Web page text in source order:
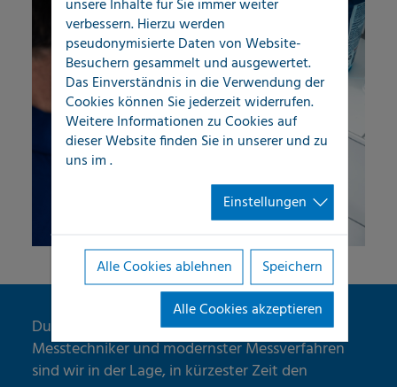
Durch den Einsatz topausgebildeter
Messtechniker und modernster Messverfahren
sind wir in der Lage, in kürzester Zeit den
unsere Inhalte für Sie immer weiter
verbessern. Hierzu werden
pseudonymisierte Daten von Website-
Besuchern gesammelt und ausgewertet.
Das Einverständnis in die Verwendung der
Cookies können Sie jederzeit widerrufen.
Weitere Informationen zu Cookies auf
dieser Website finden Sie in unsererund zu
uns im.
Einstellungen
Alle Cookies ablehnen
Speichern
Alle Cookies akzeptieren